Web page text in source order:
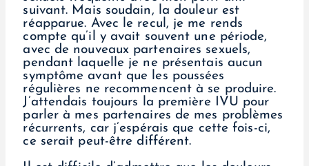
suivant. Mais soudain, la douleur est
réapparue. Avec le recul, je me rends
compte qu’il y avait souvent une période,
avec de nouveaux partenaires sexuels,
pendant laquelle je ne présentais aucun
symptôme avant que les poussées
régulières ne recommencent à se produire.
J’attendais toujours la première IVU pour
parler à mes partenaires de mes problèmes
récurrents, car j’espérais que cette fois-ci,
ce serait peut-être différent.